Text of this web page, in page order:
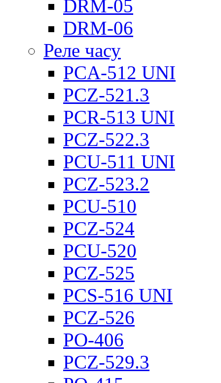
DRM-05
DRM-06
Реле часу
PCA-512 UNI
PCZ-521.3
PCR-513 UNI
PCZ-522.3
PCU-511 UNI
PCZ-523.2
PCU-510
PCZ-524
PCU-520
PCZ-525
PCS-516 UNI
PCZ-526
PO-406
PCZ-529.3